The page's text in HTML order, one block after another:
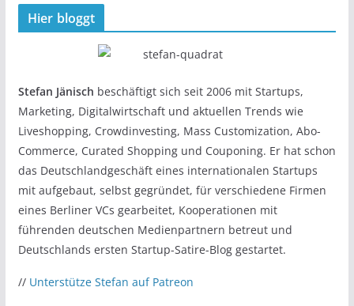
Hier bloggt
Stefan Jänisch beschäftigt sich seit 2006 mit Startups,
Marketing, Digitalwirtschaft und aktuellen Trends wie
Liveshopping, Crowdinvesting, Mass Customization, Abo-
Commerce, Curated Shopping und Couponing. Er hat schon
das Deutschlandgeschäft eines internationalen Startups
mit aufgebaut, selbst gegründet, für verschiedene Firmen
eines Berliner VCs gearbeitet, Kooperationen mit
führenden deutschen Medienpartnern betreut und
Deutschlands ersten Startup-Satire-Blog gestartet.
// Unterstütze Stefan auf Patreon